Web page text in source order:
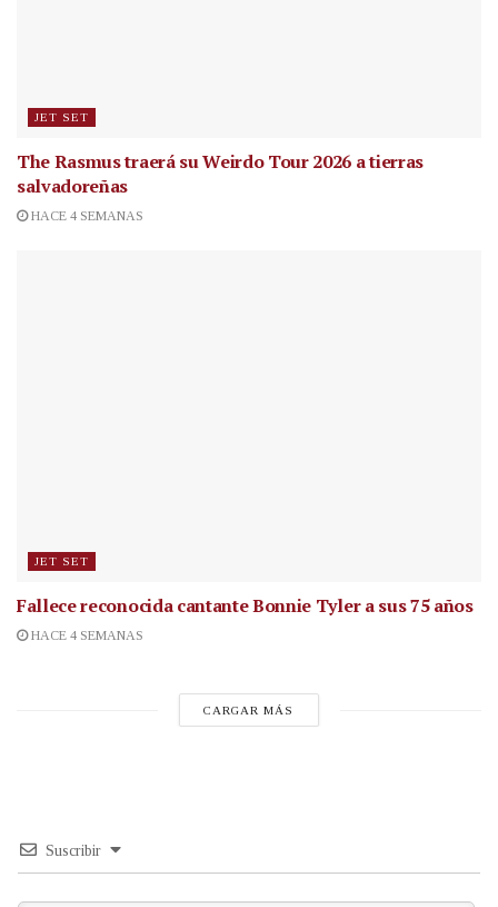
JET SET
The Rasmus traerá su Weirdo Tour 2026 a tierras
salvadoreñas
HACE 4 SEMANAS
JET SET
Fallece reconocida cantanteBonnie Tyler a sus 75 años
HACE 4 SEMANAS
CARGAR MÁS
Suscribir